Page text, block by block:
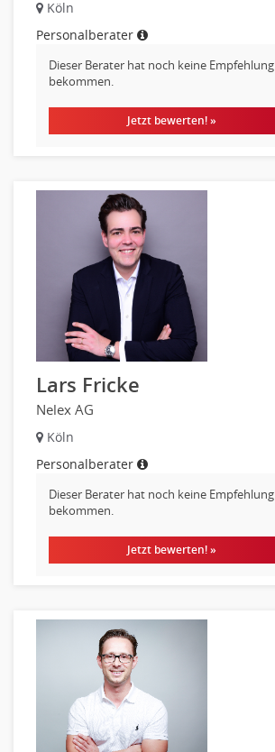
Vertrieb & Verkauf Leitung, Teamleitung
Pre-Sales
Verkauf (Handel)
Köln
Personalberater
Dieser Berater hat noch keine Empfehlung
bekommen.
Jetzt bewerten! »
Lars Fricke
Nelex AG
Köln
Personalberater
Dieser Berater hat noch keine Empfehlung
bekommen.
Jetzt bewerten! »